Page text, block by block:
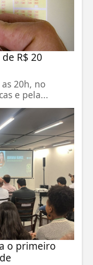
R$ 20
20h, no
e pela...
o primeiro